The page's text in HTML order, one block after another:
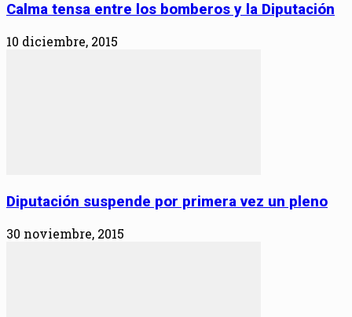
Calma tensa entre los bomberos y la Diputación
10 diciembre, 2015
Diputación suspende por primera vez un pleno
30 noviembre, 2015